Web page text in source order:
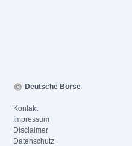
Deutsche Börse
Kontakt
Impressum
Disclaimer
Datenschutz